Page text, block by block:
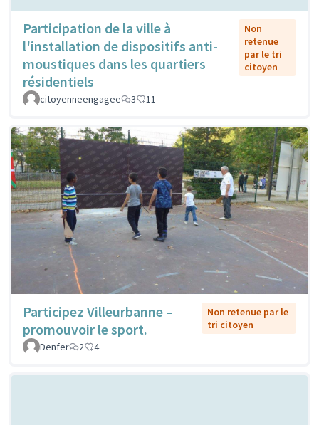
Participation de la ville à
l'installation de dispositifs anti-
moustiques dans les quartiers
résidentiels
Non
retenue
par le tri
citoyen
citoyenneengagee 3 11
Participez Villeurbanne –
promouvoir le sport.
Non retenue par le
tri citoyen
Denfer
2 4